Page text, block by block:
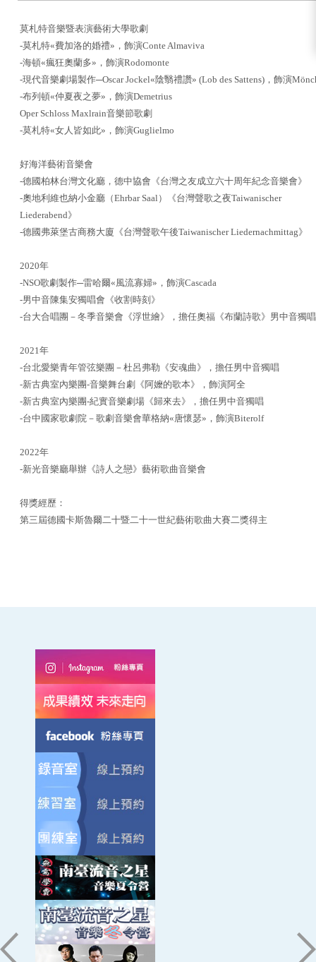
莫札特音樂暨表演藝術大學歌劇
-莫札特«費加洛的婚禮»，飾演Conte Almaviva
-海頓«瘋狂奧蘭多»，飾演Rodomonte
-現代音樂劇場製作─Oscar Jockel«陰翳禮讚» (Lob des Sattens)，飾演
-布列頓«仲夏夜之夢»，飾演Demetrius
Oper Schloss Maxlrain音樂節歌劇
-莫札特«女人皆如此»，飾演Guglielmo
好海洋藝術音樂會
-德國柏林台灣文化廳，德中協會《台灣之友成立六十周年紀念音樂會》
-奧地利維也納小金廳（Ehrbar Saal）《台灣聲歌之夜Taiwanischer
Liederabend》
-德國弗萊堡古商務大廈《台灣聲歌午後Taiwanischer Liedernachmittag》
2020年
-NSO歌劇製作─雷哈爾«風流寡婦»，飾演Cascada
-男中音陳集安獨唱會《收割時刻》
-台大合唱團－冬季音樂會《浮世繪》，擔任奧福《布蘭詩歌》男中音獨唱
2021年
-台北愛樂青年管弦樂團－杜呂弗勒《安魂曲》，擔任男中音獨唱
-新古典室內樂團-音樂舞台劇《阿嬤的歌本》，飾演阿全
-新古典室內樂團-紀實音樂劇場《歸來去》，擔任男中音獨唱
-台中國家歌劇院－歌劇音樂會華格納«唐懷瑟»，飾演Biterolf
2022年
-新光音樂廳舉辦《詩人之戀》藝術歌曲音樂會
得獎經歷：
第三屆德國卡斯魯爾二十暨二十一世紀藝術歌曲大賽二獎得主